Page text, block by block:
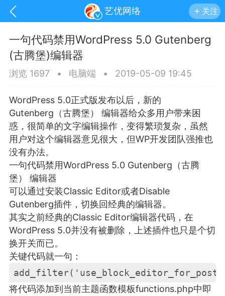
艺优网络 关注
手机 系统 网站
游戏 兴趣 美图
问答 闲谈 官方
一句代码禁用WordPress 5.0 Gutenberg
(古腾堡)编辑器
浏览 1697 • 电脑端 • 2019-05-09 19:45
WordPress 5.0正式版发布以后，新的
Gutenberg（古腾堡） 编辑器给众多用户带来困
惑，很简单的文字编辑操作，变得繁琐复杂，虽然
用户对这个编辑器意见很大，但WP开发团队强推也
没有办法。
一句代码禁用WordPress 5.0 Gutenberg（古腾
堡） 编辑器
可以通过安装Classic Editor或者Disable
Gutenberg插件，切换回经典的编辑器。
其实之前经典的Classic Editor编辑器代码，在
WordPress 5.0并没有被删除，上述插件也只是个切
换开关而已。
关键代码就一句：
将代码添加到当前主题函数模板functions.php中即